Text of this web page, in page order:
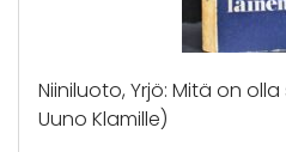
Niiniluoto, Yrjö: Mitä on
Uuno Klamille)